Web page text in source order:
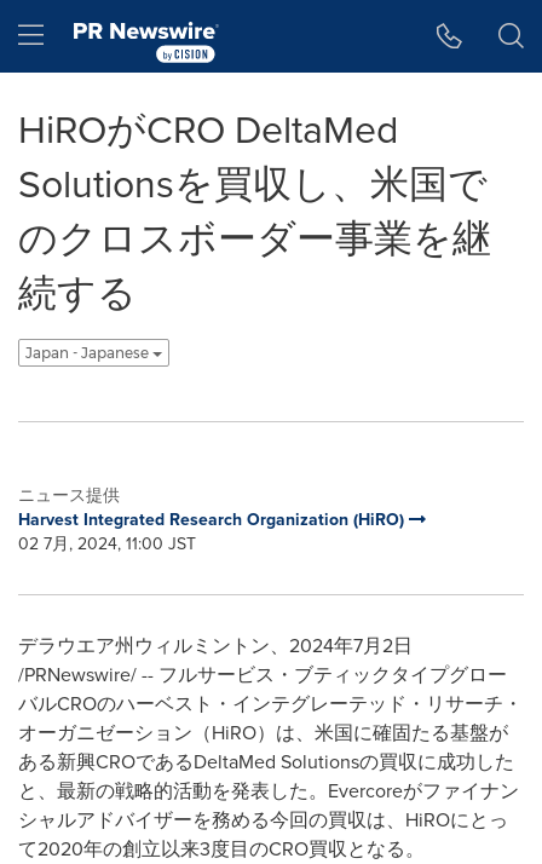
Hamburger menu
HiROがCRO DeltaMed
Solutionsを買収し、米国で
のクロスボーダー事業を継
続する
Japan - Japanese
ニュース提供
Harvest Integrated Research Organization (HiRO)
02 7月, 2024, 11:00 JST
デラウエア州ウィルミントン、2024年7月2日
/PRNewswire/ -- フルサービス・ブティックタイプグロー
バルCROのハーベスト・インテグレーテッド・リサーチ・
オーガニゼーション（HiRO）は、米国に確固たる基盤が
ある新興CROであるDeltaMed Solutionsの買収に成功した
と、最新の戦略的活動を発表した。Evercoreがファイナン
シャルアドバイザーを務める今回の買収は、HiROにとっ
て2020年の創立以来3度目のCRO買収となる。